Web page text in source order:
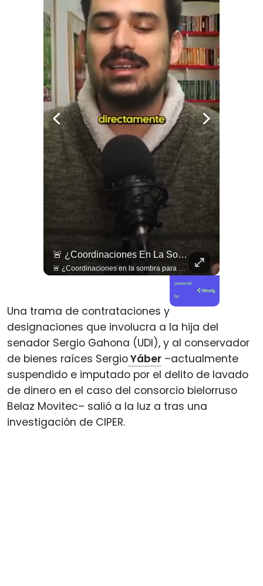
🚨 ¿Coordinaciones En La Sombra Para Blindar Una Candidatura Presidencial?
🚨 ¿Coordinaciones en la sombra para blindar una candidatura presidencial? Nuevos chats salpican a Andrés Chadwick. 🇨🇱⚖️ Mensajes incautados por la Fiscalía revelan que el exministro operó junto a Luis Hermosilla para preparar a testigos clave en la causa por coimas de LAN en 2009. Las conversaciones desmienten la versión de Chadwick sobre haberse enterado del caso por la prensa, exponiendo una estrategia judicial y comunicacional para evitar que el escándalo de información privilegiada y pagos indebidos afectara la carrera de Sebastián Piñera a La Moneda. 📲💣 🎥 Revisa el desglose completo de los chats y los detalles del reportaje en elciudadano.com 🔗 (Link en la biografía). ¿Qué impacto crees que tienen estas revelaciones en la trastienda del poder político? Te leemos en los comentarios. 💬👇🏼
powered
by
Una trama de contrataciones y
designaciones que involucra a la hija del
senador Sergio Gahona (UDI), y al conservador
de bienes raíces SergioYáber –actualmente
suspendido e imputado por el delito de lavado
de dinero en el caso del consorcio bielorruso
Belaz Movitec– salió a la luz a tras una
investigación de CIPER.